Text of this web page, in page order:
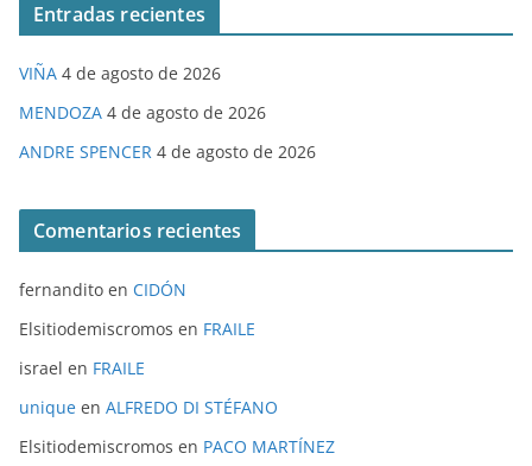
Entradas recientes
VIÑA 4 de agosto de 2026
MENDOZA 4 de agosto de 2026
ANDRE SPENCER 4 de agosto de 2026
Comentarios recientes
fernandito en CIDÓN
Elsitiodemiscromos en FRAILE
israel en FRAILE
unique en ALFREDO DI STÉFANO
Elsitiodemiscromos en PACO MARTÍNEZ